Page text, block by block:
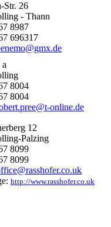
Str. 26
- Thann
8987
696317
a
8004
8004
online.de
12
Palzing
8099
8099
http://www.rasshofer.co.uk